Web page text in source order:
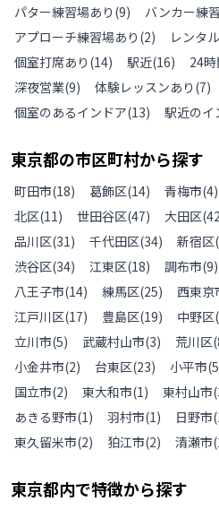
パター練習場あり (9) バンカー練
アプローチ練習場あり (2) レンタ
個室打席あり (14) 駅近(16) 24
深夜営業(9) 体験レッスンあり (7)
個室のあるインドア(13) 駅近のイ
東京都の市区町村から探す
町田市(18) 葛飾区(14) 青梅市(4)
北区(11) 世田谷区(47) 大田区(42
品川区(31) 千代田区(34) 新宿区(
渋谷区(34) 江東区(18) 調布市(9)
八王子市(14) 練馬区(25) 西東京
江戸川区(17) 豊島区(19) 中野区(
立川市(5) 武蔵村山市(3) 荒川区(
小金井市(2) 台東区(23) 小平市(5
国立市(2) 東大和市(1) 東村山市(
あきる野市(1) 羽村市(1) 日野市(
東久留米市(2) 狛江市(2) 清瀬市(
東京都内で特徴から探す